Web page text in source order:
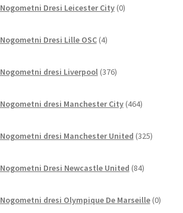
Nogometni Dresi Leicester City 0izdelkov
Nogometni Dresi Lille OSC 4izdelki
Nogometni dresi Liverpool 376izdelkov
Nogometni dresi Manchester City 464izdelkov
Nogometni dresi Manchester United 325izdelkov
Nogometni Dresi Newcastle United 84izdelkov
Nogometni dresi Olympique De Marseille 0